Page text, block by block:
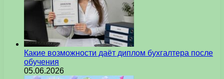
Какие возможности даёт диплом бухгалтера после
обучения
05.06.2026